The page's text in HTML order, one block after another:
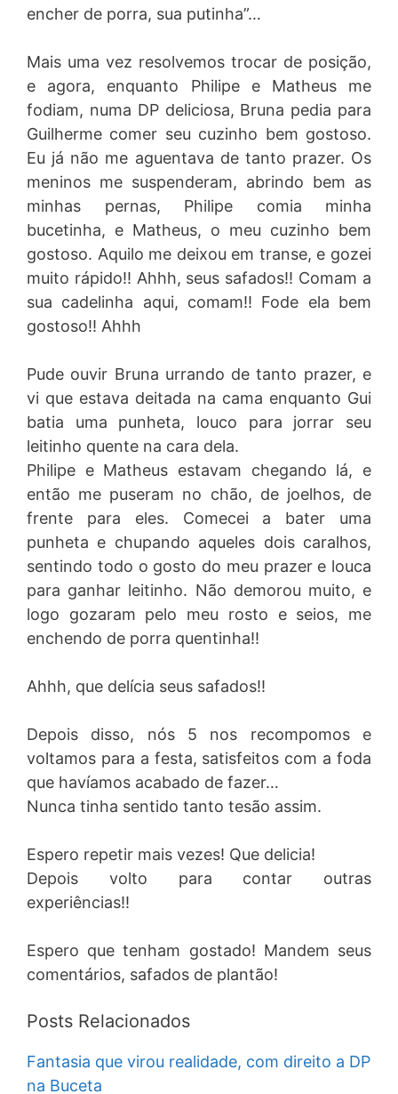
encher de porra, sua putinha”…
Mais uma vez resolvemos trocar de posição,
e agora, enquanto Philipe e Matheus me
fodiam, numa DP deliciosa, Bruna pedia para
Guilherme comer seu cuzinho bem gostoso.
Eu já não me aguentava de tanto prazer. Os
meninos me suspenderam, abrindo bem as
minhas pernas, Philipe comia minha
bucetinha, e Matheus, o meu cuzinho bem
gostoso. Aquilo me deixou em transe, e gozei
muito rápido!! Ahhh, seus safados!! Comam a
sua cadelinha aqui, comam!! Fode ela bem
gostoso!! Ahhh
Pude ouvir Bruna urrando de tanto prazer, e
vi que estava deitada na cama enquanto Gui
batia uma punheta, louco para jorrar seu
leitinho quente na cara dela.
Philipe e Matheus estavam chegando lá, e
então me puseram no chão, de joelhos, de
frente para eles. Comecei a bater uma
punheta e chupando aqueles dois caralhos,
sentindo todo o gosto do meu prazer e louca
para ganhar leitinho. Não demorou muito, e
logo gozaram pelo meu rosto e seios, me
enchendo de porra quentinha!!
Ahhh, que delícia seus safados!!
Depois disso, nós 5 nos recompomos e
voltamos para a festa, satisfeitos com a foda
que havíamos acabado de fazer…
Nunca tinha sentido tanto tesão assim.
Espero repetir mais vezes! Que delicia!
Depois volto para contar outras
experiências!!
Espero que tenham gostado! Mandem seus
comentários, safados de plantão!
Posts Relacionados
Fantasia que virou realidade, com direito a DP
na Buceta